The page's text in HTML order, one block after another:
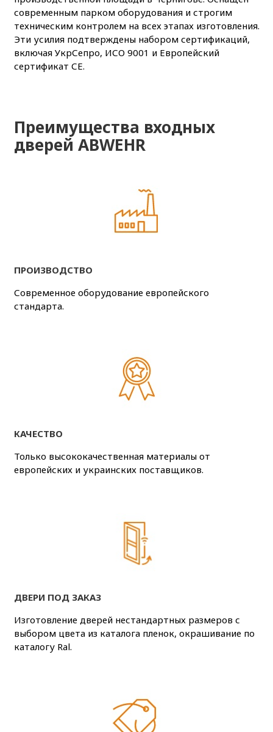
современным парком оборудования и строгим
техническим контролем на всех этапах изготовления.
Эти усилия подтверждены набором сертификаций,
включая УкрСепро, ИСО 9001 и Европейский
сертификат СЕ.
Преимущества входных
дверей ABWEHR
ПРОИЗВОДСТВО
Современное оборудование европейского
стандарта.
КАЧЕСТВО
Только высококачественная материалы от
европейских и украинских поставщиков.
ДВЕРИ ПОД ЗАКАЗ
Изготовление дверей нестандартных размеров с
выбором цвета из каталога пленок, окрашивание по
каталогу Ral.